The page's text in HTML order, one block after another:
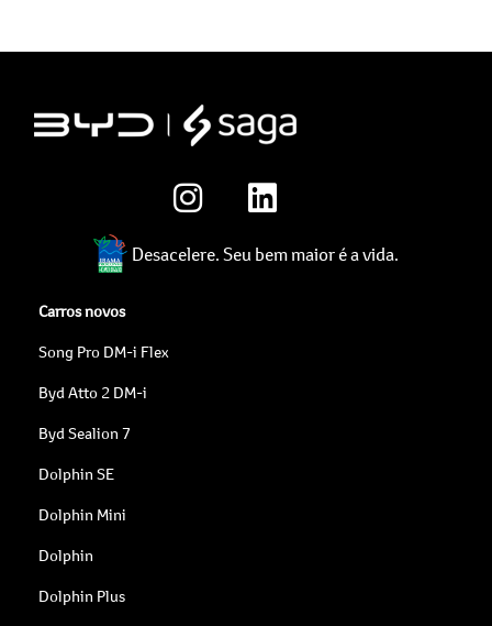
Desacelere. Seu bem maior é a vida.
Carros novos
Song Pro DM-i Flex
Byd Atto 2 DM-i
Byd Sealion 7
Dolphin SE
Dolphin Mini
Dolphin
Dolphin Plus